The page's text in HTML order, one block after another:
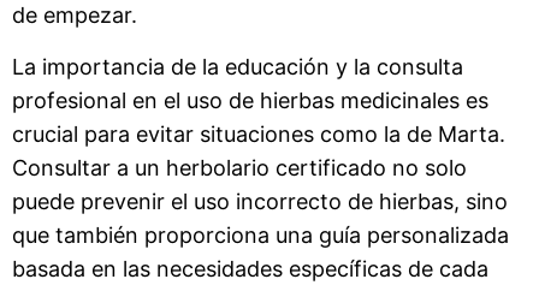
de empezar.
La importancia de la educación y la consulta
profesional en el uso de hierbas medicinales es
crucial para evitar situaciones como la de Marta.
Consultar a un herbolario certificado no solo
puede prevenir el uso incorrecto de hierbas, sino
que también proporciona una guía personalizada
basada en las necesidades específicas de cada